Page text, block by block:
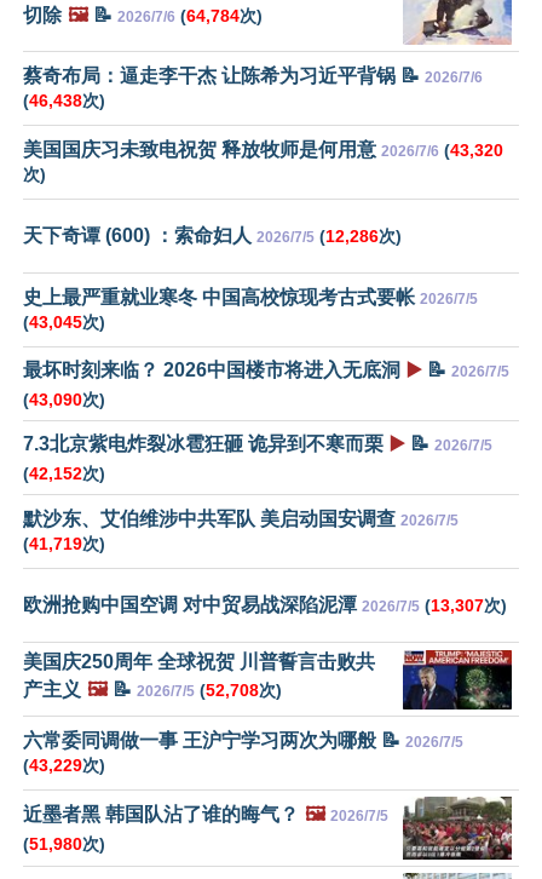
切除 🖼️📝 2026/7/6 (64,784次)
蔡奇布局：逼走李干杰 让陈希为习近平背锅 📝 2026/7/6
(46,438次)
美国国庆习未致电祝贺 释放牧师是何用意 2026/7/6 (43,320
次)
天下奇谭 (600) ：索命妇人 2026/7/5 (12,286次)
史上最严重就业寒冬 中国高校惊现考古式要帐 2026/7/5
(43,045次)
最坏时刻来临？ 2026中国楼市将进入无底洞 ▶️ 📝 2026/7/5
(43,090次)
7.3北京紫电炸裂冰雹狂砸 诡异到不寒而栗 ▶️ 📝 2026/7/5
(42,152次)
默沙东、艾伯维涉中共军队 美启动国安调查 2026/7/5
(41,719次)
欧洲抢购中国空调 对中贸易战深陷泥潭 2026/7/5 (13,307次)
美国庆250周年 全球祝贺 川普誓言击败共
产主义 🖼️📝 2026/7/5 (52,708次)
六常委同调做一事 王沪宁学习两次为哪般 📝 2026/7/5
(43,229次)
近墨者黑 韩国队沾了谁的晦气？ 🖼️ 2026/7/5
(51,980次)